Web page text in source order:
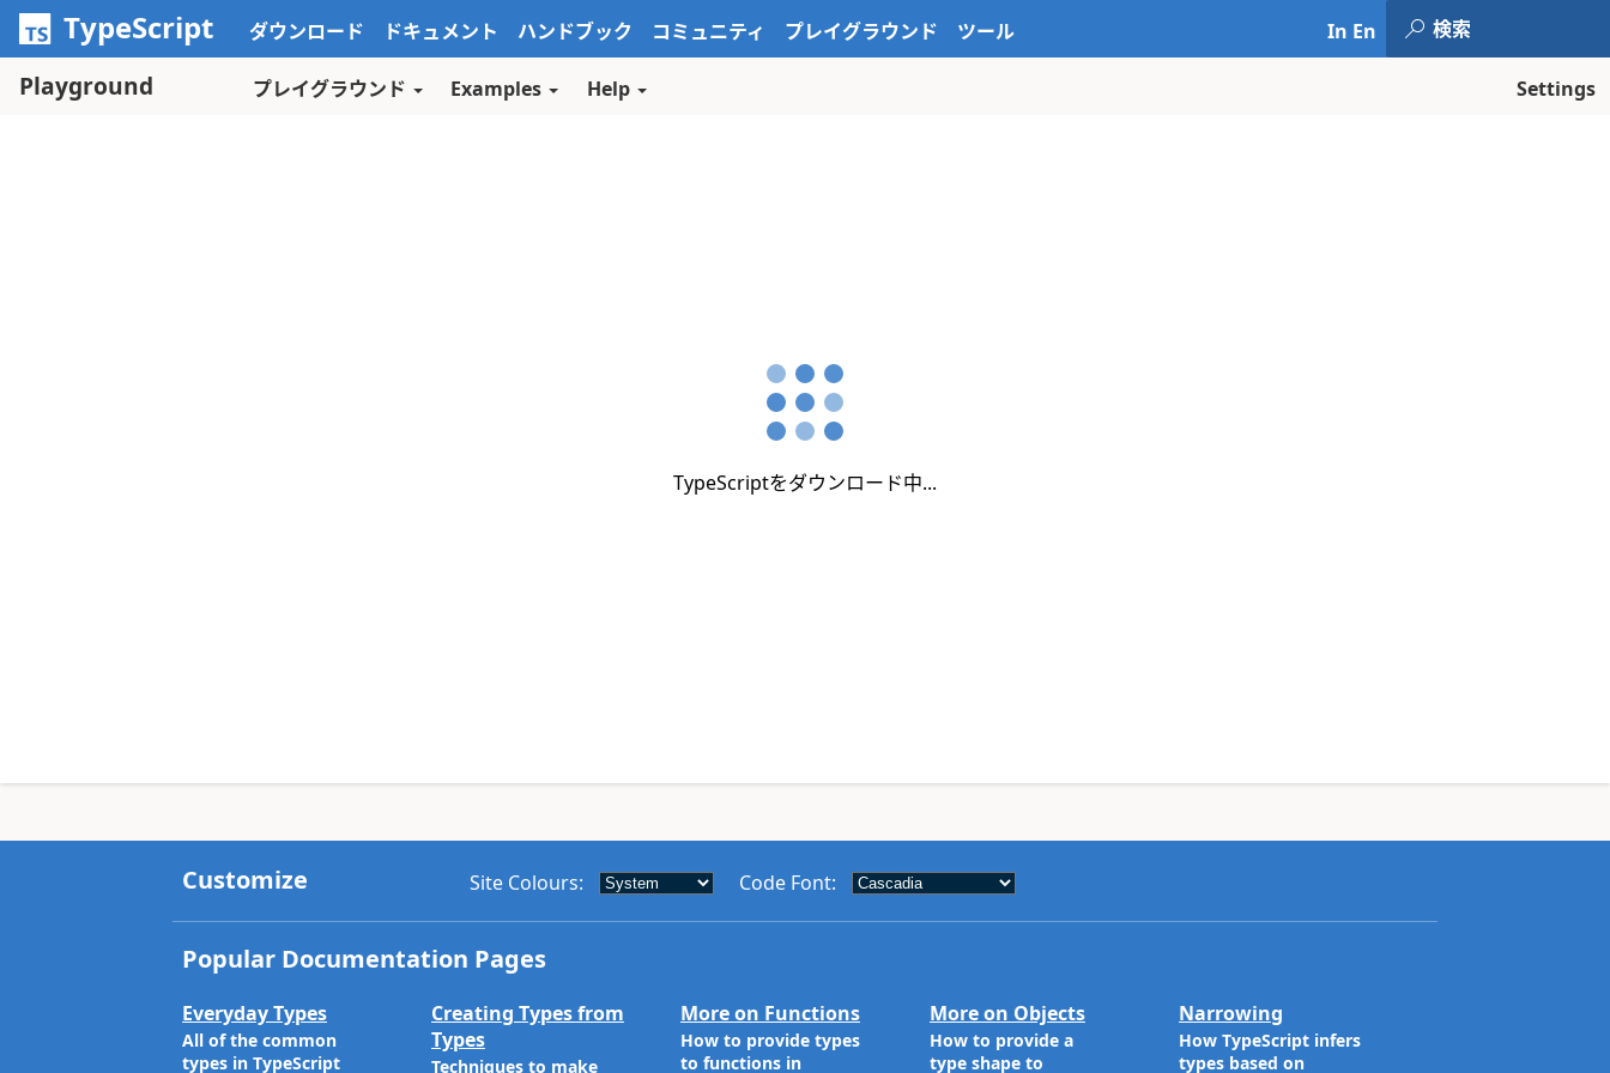
スキップしてメインコンテンツに進む
TypeScript ダウンロード ドキュメント ハンドブック コミュニティ プレイグラウンド ツール In En
Playground プレイグラウンド Examples Help Settings
TypeScriptをダウンロード中...
Customize Site Colours: Code Font:
Popular Documentation Pages
Everyday Types
All of the common
types in TypeScript
Creating Types from
Types
Techniques to make
More on Functions
How to provide types
to functions in
More on Objects
How to provide a
type shape to
Narrowing
How TypeScript infers
types based on